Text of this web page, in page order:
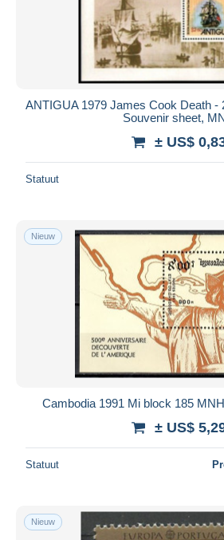
ANTIGUA 1979 James Cook Death -
Souvenir sheet,
± US$
Statuut
Nieuw
Cambodia 1991 Mi block 185
± US$
Statuut
Nieuw